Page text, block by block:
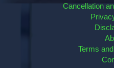
Cancellation
Terms